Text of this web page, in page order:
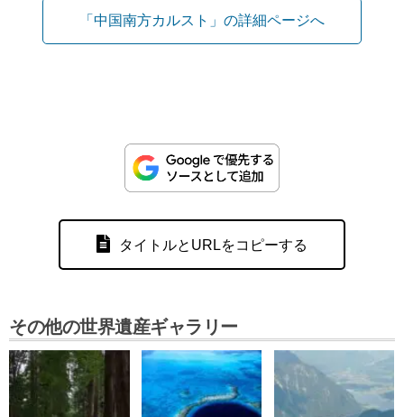
「中国南方カルスト」の詳細ページへ
タイトルとURLをコピーする
その他の世界遺産ギャラリー